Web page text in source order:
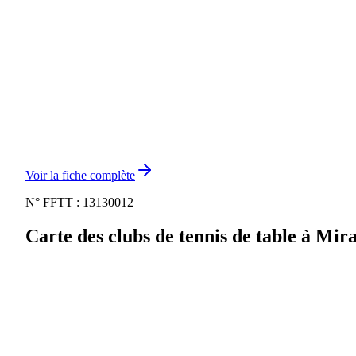
Voir la fiche complète
N° FFTT : 13130012
Carte des clubs de tennis de table à